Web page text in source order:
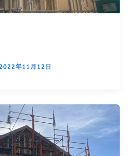
年11月12日